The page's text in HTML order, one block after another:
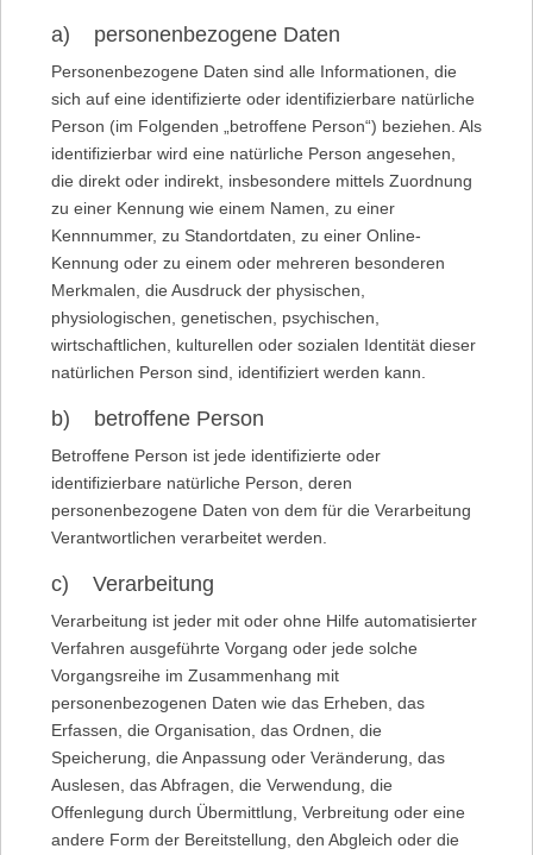
a) personenbezogene Daten
Personenbezogene Daten sind alle Informationen, die
sich auf eine identifizierte oder identifizierbare natürliche
Person (im Folgenden „betroffene Person“) beziehen. Als
identifizierbar wird eine natürliche Person angesehen,
die direkt oder indirekt, insbesondere mittels Zuordnung
zu einer Kennung wie einem Namen, zu einer
Kennnummer, zu Standortdaten, zu einer Online-
Kennung oder zu einem oder mehreren besonderen
Merkmalen, die Ausdruck der physischen,
physiologischen, genetischen, psychischen,
wirtschaftlichen, kulturellen oder sozialen Identität dieser
natürlichen Person sind, identifiziert werden kann.
b) betroffene Person
Betroffene Person ist jede identifizierte oder
identifizierbare natürliche Person, deren
personenbezogene Daten von dem für die Verarbeitung
Verantwortlichen verarbeitet werden.
c) Verarbeitung
Verarbeitung ist jeder mit oder ohne Hilfe automatisierter
Verfahren ausgeführte Vorgang oder jede solche
Vorgangsreihe im Zusammenhang mit
personenbezogenen Daten wie das Erheben, das
Erfassen, die Organisation, das Ordnen, die
Speicherung, die Anpassung oder Veränderung, das
Auslesen, das Abfragen, die Verwendung, die
Offenlegung durch Übermittlung, Verbreitung oder eine
andere Form der Bereitstellung, den Abgleich oder die